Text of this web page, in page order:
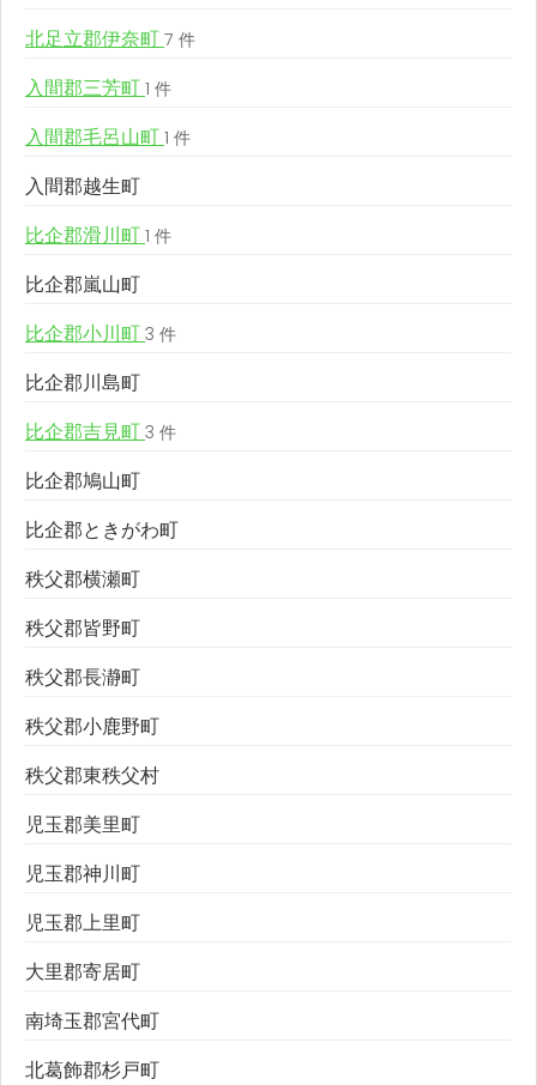
北足立郡伊奈町 7 件
入間郡三芳町 1 件
入間郡毛呂山町 1 件
入間郡越生町
比企郡滑川町 1 件
比企郡嵐山町
比企郡小川町 3 件
比企郡川島町
比企郡吉見町 3 件
比企郡鳩山町
比企郡ときがわ町
秩父郡横瀬町
秩父郡皆野町
秩父郡長瀞町
秩父郡小鹿野町
秩父郡東秩父村
児玉郡美里町
児玉郡神川町
児玉郡上里町
大里郡寄居町
南埼玉郡宮代町
北葛飾郡杉戸町